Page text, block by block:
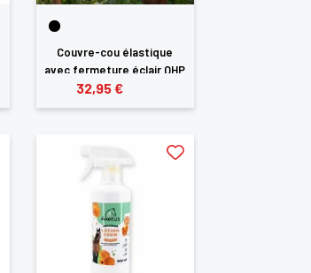
Couvre-cou élastique
avec fermeture éclair QHP
32,95 €